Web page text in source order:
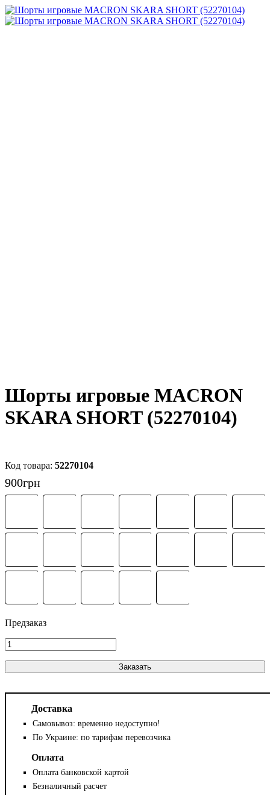
Шорты игровые MACRON
SKARA SHORT (52270104)
52270104
900грн
Заказать
Доставка
Самовывоз: временно недоступно!
По Украине: по тарифам перевозчика
Оплата
Оплата банковской картой
Безналичный расчет